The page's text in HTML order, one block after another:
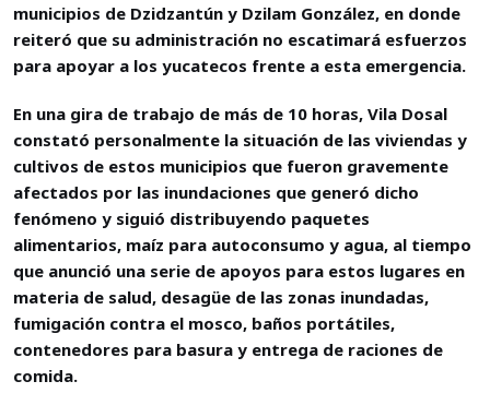
municipios de Dzidzantún y Dzilam González, en donde
reiteró que su administración no escatimará esfuerzos
para apoyar a los yucatecos frente a esta emergencia.
En una gira de trabajo de más de 10 horas, Vila Dosal
constató personalmente la situación de las viviendas y
cultivos de estos municipios que fueron gravemente
afectados por las inundaciones que generó dicho
fenómeno y siguió distribuyendo paquetes
alimentarios, maíz para autoconsumo y agua, al tiempo
que anunció una serie de apoyos para estos lugares en
materia de salud, desagüe de las zonas inundadas,
fumigación contra el mosco, baños portátiles,
contenedores para basura y entrega de raciones de
comida.